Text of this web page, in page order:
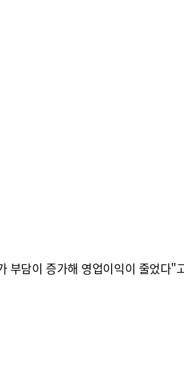
부담이 증가해 영업이익이 줄었다"